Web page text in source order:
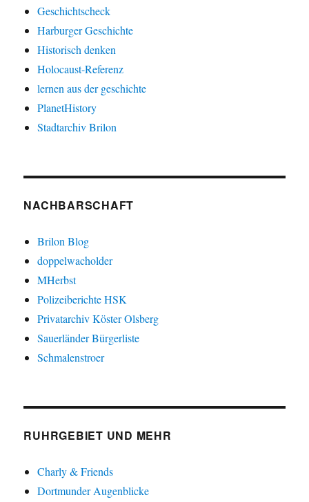
Geschichtscheck
Harburger Geschichte
Historisch denken
Holocaust-Referenz
lernen aus der geschichte
PlanetHistory
Stadtarchiv Brilon
NACHBARSCHAFT
Brilon Blog
doppelwacholder
MHerbst
Polizeiberichte HSK
Privatarchiv Köster Olsberg
Sauerländer Bürgerliste
Schmalenstroer
RUHRGEBIET UND MEHR
Charly & Friends
Dortmunder Augenblicke